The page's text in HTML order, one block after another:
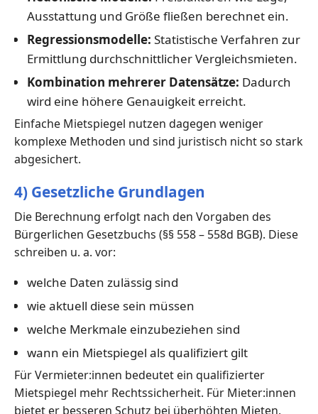
Ausstattung und Größe fließen berechnet ein.
Regressionsmodelle: Statistische Verfahren zur
Ermittlung durchschnittlicher Vergleichsmieten.
Kombination mehrerer Datensätze: Dadurch
wird eine höhere Genauigkeit erreicht.
Einfache Mietspiegel nutzen dagegen weniger
komplexe Methoden und sind juristisch nicht so stark
abgesichert.
4) Gesetzliche Grundlagen
Die Berechnung erfolgt nach den Vorgaben des
Bürgerlichen Gesetzbuchs (§§ 558 – 558d BGB). Diese
schreiben u. a. vor:
welche Daten zulässig sind
wie aktuell diese sein müssen
welche Merkmale einzubeziehen sind
wann ein Mietspiegel als qualifiziert gilt
Für Vermieter:innen bedeutet ein qualifizierter
Mietspiegel mehr Rechtssicherheit. Für Mieter:innen
bietet er besseren Schutz bei überhöhten Mieten.